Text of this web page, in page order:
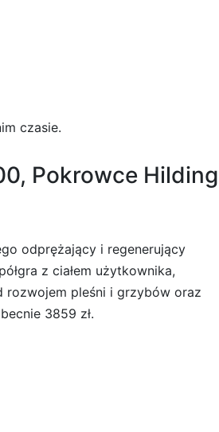
czasie.
Pokrowce
odprężający i regenerujący
z ciałem użytkownika,
rozwojem pleśni i grzybów oraz
3859 zł.